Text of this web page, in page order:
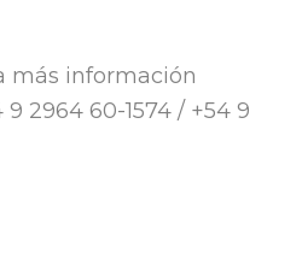
más información
2964 60-1574 / +54 9